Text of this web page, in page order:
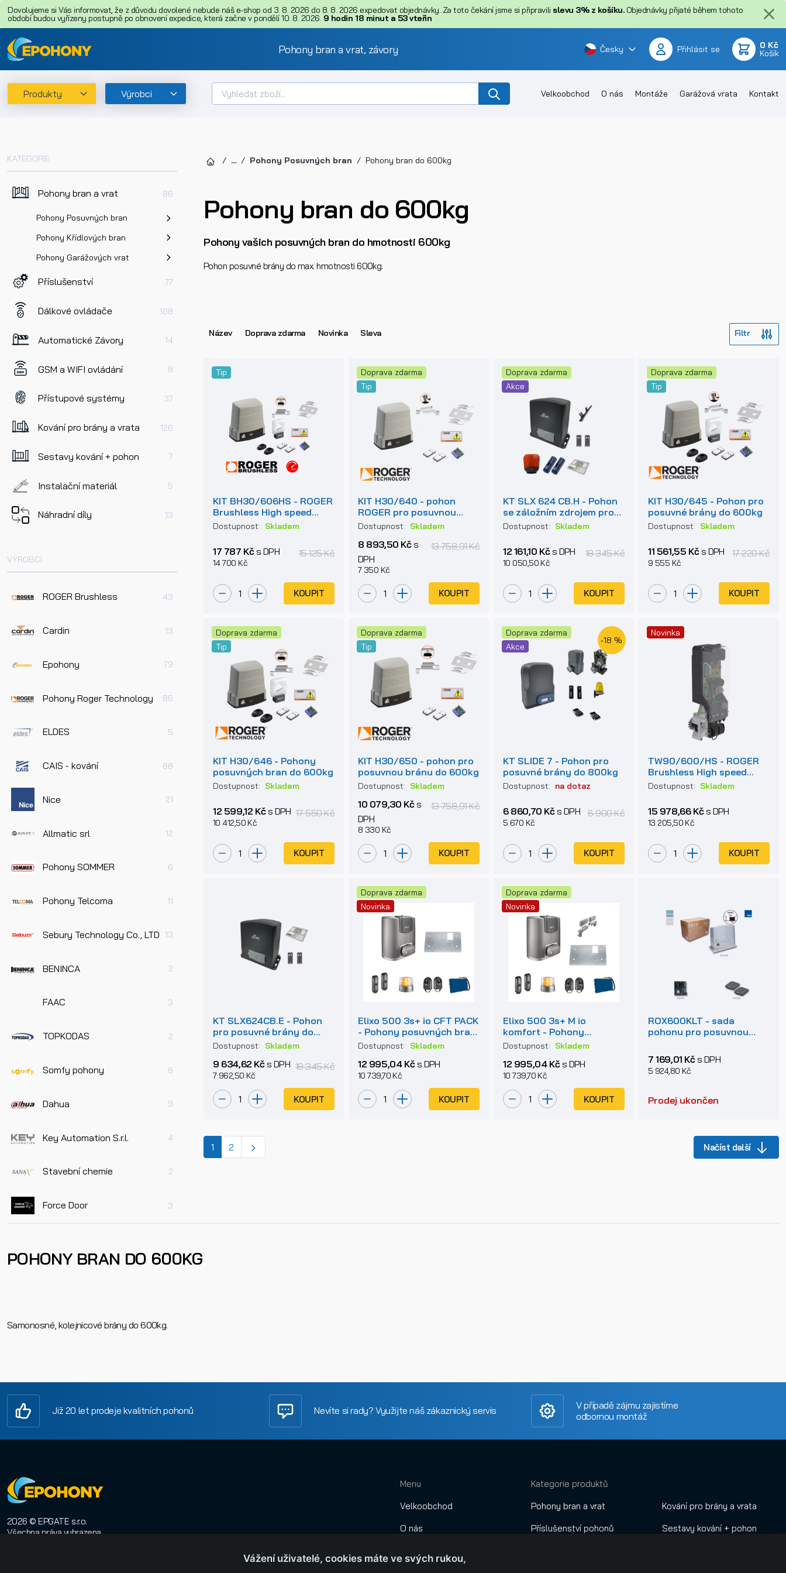
Dovolujeme si Vás informovat, že z důvodu dovolené nebude náš e-shop od 3. 8. 2026 do 8. 8. 2026 expedovat objednávky. Za toto čekání jsme si připravili slevu 3% z košíku.Objednávky přijaté během tohoto
období budou vyřízeny postupně po obnovení expedice, která začne v pondělí 10. 8. 2026. 9 hodin 18 minut a 53vteřin
Pohony bran a vrat, závory Česky Přihlásit se 0 Kč
Košík
Produkty Výrobci Velkoobchod O nás Montáže Garážová vrata Kontakt
KATEGORIE
Pohony bran a vrat 86
Pohony Posuvných bran
Pohony Křídlových bran
Pohony Garážových vrat
Příslušenství 77
Dálkové ovládače 108
Automatické Závory 14
GSM a WIFI ovládání 8
Přístupové systémy 37
Kování pro brány a vrata 126
Sestavy kování + pohon 7
Instalační materiál 5
Náhradní díly 13
VÝROBCI
ROGER Brushless 43
Cardin 13
Epohony 79
Pohony Roger Technology 86
ELDES 5
CAIS - kování 88
Nice 21
Allmatic srl 12
Pohony SOMMER 6
Pohony Telcoma 11
Sebury Technology Co., LTD 13
BENINCA 2
FAAC 3
TOPKODAS 2
Somfy pohony 8
Dahua 9
Key Automation S.r.l. 4
Stavební chemie 2
Force Door 3
... Pohony Posuvných bran Pohony bran do 600kg
Pohony bran do 600kg
Pohony vašich posuvných bran do hmotnosti 600kg
Pohon posuvné brány do max. hmotnosti 600kg.
Název Doprava zdarma Novinka Sleva
Tip
KIT BH30/606HS - ROGER
Brushless High speed
pohony posuvných bran
do 600kg
Dostupnost: Skladem
17 787 Kčs DPH
14 700 Kč
15 125 Kč
KOUPIT
Doprava zdarma
Tip
KIT H30/640 - pohon
ROGER pro posuvnou
bránu do 600kg
Dostupnost: Skladem
8 893,50 Kčs
DPH
7 350 Kč
13 758,91 Kč
KOUPIT
Doprava zdarma
Akce
KT SLX 624 CB.H - Pohon
se záložním zdrojem pro
posuvné brány do 600kg
Dostupnost: Skladem
12 161,10 Kčs DPH
10 050,50 Kč
18 345 Kč
KOUPIT
Doprava zdarma
Tip
KIT H30/645 - Pohon pro
posuvné brány do 600kg
Dostupnost: Skladem
11 561,55 Kčs DPH
9 555 Kč
17 220 Kč
KOUPIT
Doprava zdarma
Tip
KIT H30/646 - Pohony
posuvných bran do 600kg
Dostupnost: Skladem
12 599,12 Kčs DPH
10 412,50 Kč
17 550 Kč
KOUPIT
Doprava zdarma
Tip
KIT H30/650 - pohon pro
posuvnou bránu do 600kg
Dostupnost: Skladem
10 079,30 Kčs
DPH
8 330 Kč
13 758,91 Kč
KOUPIT
Doprava zdarma
Akce
-18 %
KT SLIDE 7 - Pohon pro
posuvné brány do 800kg
Dostupnost: na dotaz
6 860,70 Kčs DPH
5 670 Kč
6 900 Kč
KOUPIT
Novinka
TW90/600/HS - ROGER
Brushless High speed
pohony posuvných bran
do 600kg
Dostupnost: Skladem
15 978,66 Kčs DPH
13 205,50 Kč
KOUPIT
KT SLX624CB.E - Pohon
pro posuvné brány do
600kg se záložním
zdrojem
Dostupnost: Skladem
9 634,62 Kčs DPH
7 962,50 Kč
18 345 Kč
KOUPIT
Doprava zdarma
Novinka
Elixo 500 3s+ io CFT PACK
- Pohony posuvných bran
do 500kg
Dostupnost: Skladem
12 995,04 Kčs DPH
10 739,70 Kč
KOUPIT
Doprava zdarma
Novinka
Elixo 500 3s+ M io
komfort - Pohony
posuvných bran do 500kg
Dostupnost: Skladem
12 995,04 Kčs DPH
10 739,70 Kč
KOUPIT
ROX600KLT - sada
pohonu pro posuvnou
7 169,01 Kčs DPH
5 924,80 Kč
Prodej ukončen
1 (current)
2 Načíst další
POHONY BRAN DO 600KG
Samonosné, kolejnicové brány do 600kg.
Již 20 let prodeje kvalitních pohonů Nevíte si rady? Využijte náš zákaznický servis
V případě zájmu zajistíme
odbornou montáž
2026 © EPGATE s.r.o.
Všechna práva vyhrazena
Menu
Velkoobchod
O nás
Kategorie produktů
Pohony bran a vrat
Příslušenství pohonů
Kování pro brány a vrata
Sestavy kování + pohon
Vážení uživatelé, cookies máte ve svých rukou,